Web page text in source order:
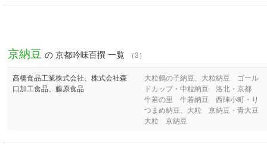
京納豆 の 京都吟味百撰 一覧 （3）
高橋食品工業株式会社、株式会社森
口加工食品、藤原食品
大粒鶴の子納豆、大粒納豆 ゴール
ドカップ・中粒納豆 洛北・京都
牛若の里 牛若納豆 西陣小町・り
つまめ納豆、大粒 京納豆・青大豆
大粒 京納豆